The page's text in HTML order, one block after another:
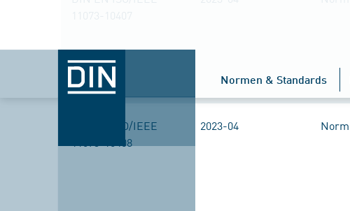
Normen & Standards
DIN EN ISO/IEEE
11073-10408
2023-04 Norm